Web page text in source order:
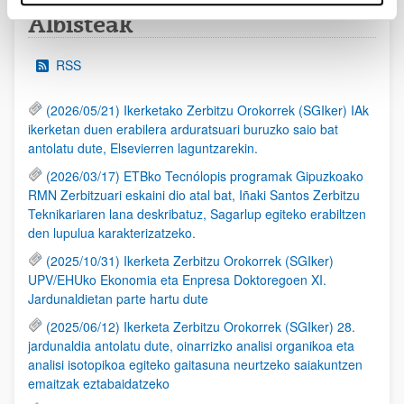
Albisteak
RSS
(2026/05/21) Ikerketako Zerbitzu Orokorrek (SGIker) IAk
ikerketan duen erabilera arduratsuari buruzko saio bat
antolatu dute, Elsevierren laguntzarekin.
(2026/03/17) ETBko Tecnólopis programak Gipuzkoako
RMN Zerbitzuari eskaini dio atal bat, Iñaki Santos Zerbitzu
Teknikariaren lana deskribatuz, Sagarlup egiteko erabiltzen
den lupulua karakterizatzeko.
(2025/10/31) Ikerketa Zerbitzu Orokorrek (SGIker)
UPV/EHUko Ekonomia eta Enpresa Doktoregoen XI.
Jardunaldietan parte hartu dute
(2025/06/12) Ikerketa Zerbitzu Orokorrek (SGIker) 28.
jardunaldia antolatu dute, oinarrizko analisi organikoa eta
analisi isotopikoa egiteko gaitasuna neurtzeko saiakuntzen
emaitzak eztabaidatzeko